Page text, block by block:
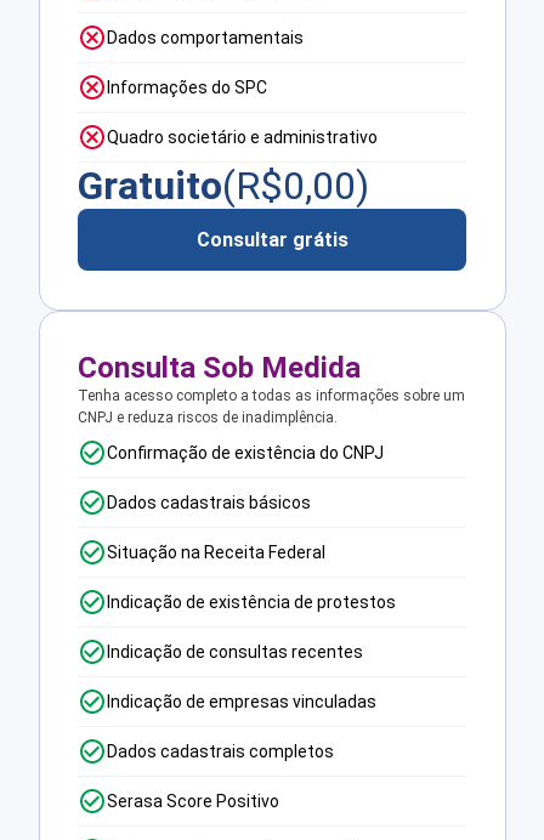
Dados comportamentais
Informações do SPC
Quadro societário e administrativo
Gratuito(R$0,00)
Consultar grátis
Consulta Sob Medida
Tenha acesso completo a todas as informações sobre um
CNPJ e reduza riscos de inadimplência.
Confirmação de existência do CNPJ
Dados cadastrais básicos
Situação na Receita Federal
Indicação de existência de protestos
Indicação de consultas recentes
Indicação de empresas vinculadas
Dados cadastrais completos
Serasa Score Positivo